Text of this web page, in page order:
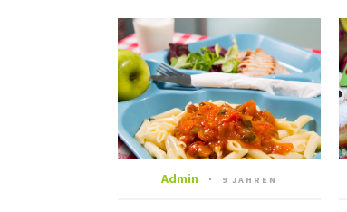
Admin 9 JAHREN